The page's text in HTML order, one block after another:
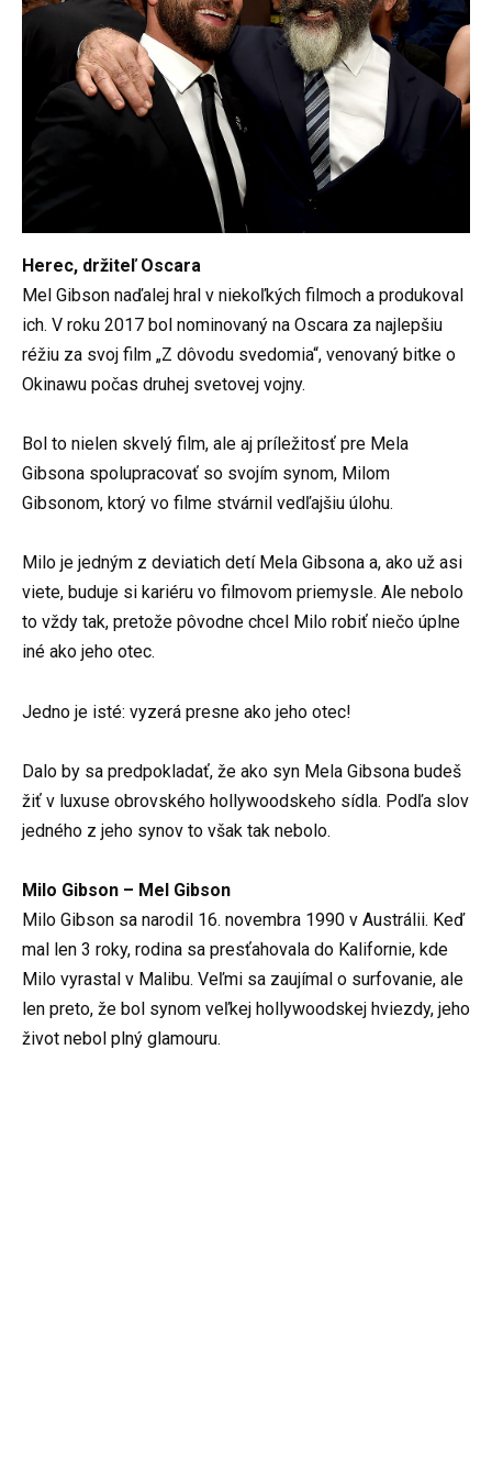
Herec, držiteľ Oscara
Mel Gibson naďalej hral v niekoľkých filmoch a produkoval
ich. V roku 2017 bol nominovaný na Oscara za najlepšiu
réžiu za svoj film „Z dôvodu svedomia“, venovaný bitke o
Okinawu počas druhej svetovej vojny.
Bol to nielen skvelý film, ale aj príležitosť pre Mela
Gibsona spolupracovať so svojím synom, Milom
Gibsonom, ktorý vo filme stvárnil vedľajšiu úlohu.
Milo je jedným z deviatich detí Mela Gibsona a, ako už asi
viete, buduje si kariéru vo filmovom priemysle. Ale nebolo
to vždy tak, pretože pôvodne chcel Milo robiť niečo úplne
iné ako jeho otec.
Jedno je isté: vyzerá presne ako jeho otec!
Dalo by sa predpokladať, že ako syn Mela Gibsona budeš
žiť v luxuse obrovského hollywoodskeho sídla. Podľa slov
jedného z jeho synov to však tak nebolo.
Milo Gibson – Mel Gibson
Milo Gibson sa narodil 16. novembra 1990 v Austrálii. Keď
mal len 3 roky, rodina sa presťahovala do Kalifornie, kde
Milo vyrastal v Malibu. Veľmi sa zaujímal o surfovanie, ale
len preto, že bol synom veľkej hollywoodskej hviezdy, jeho
život nebol plný glamouru.